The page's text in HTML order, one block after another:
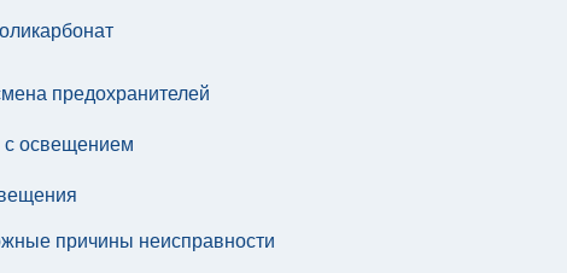
предохранителей
освещением
причины неисправности